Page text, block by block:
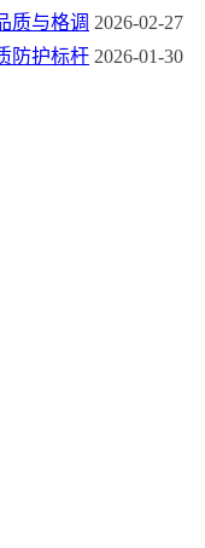
质与格调 2026-02-27
防护标杆 2026-01-30